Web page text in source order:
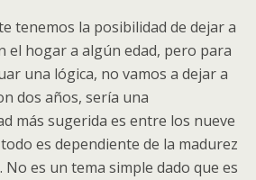
tenemos la posibilidad de dejar a
el hogar a algún edad, pero para
una lógica, no vamos a dejar a
dos años, sería una
más sugerida es entre los nueve
es dependiente de la madurez
es un tema simple dado que es